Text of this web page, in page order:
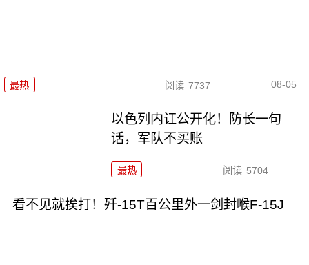
最热 阅读 7737 08-05
以色列内讧公开化！防长一句
话，军队不买账
最热 阅读 5704
看不见就挨打！歼-15T百公里外一剑封喉F-15J